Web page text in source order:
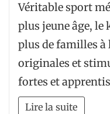
Véritable sport
plus jeune âge,
plus de familles à
originales et
fortes et
Lire la suite